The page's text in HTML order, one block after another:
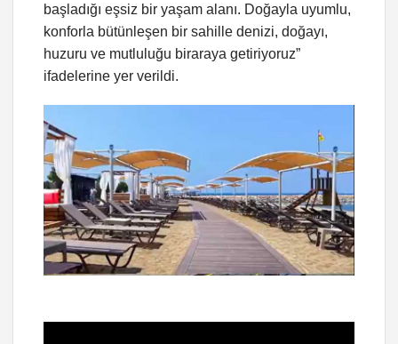
başladığı eşsiz bir yaşam alanı. Doğayla uyumlu,
konforla bütünleşen bir sahille denizi, doğayı,
huzuru ve mutluluğu biraraya getiriyoruz”
ifadelerine yer verildi.